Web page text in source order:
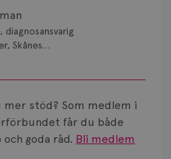
diagnosansvarig
Skånes
mer stöd? Som medlem i
får du både
och goda råd. Bli medlem